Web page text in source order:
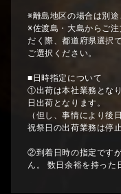
※離島地区の場合は別途
※佐渡島・大島からご
だく際、都道府県選択
ご選択ください。
■日時指定について
①出荷は本社業務とな
日出荷となります。
（但し、事情により後
祝祭日の出荷業務は停
②到着日時の指定です
ん。 数日余裕を持った